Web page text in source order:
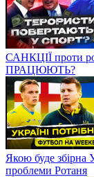
САНКЦІЇ проти
ПРАЦЮЮТЬ?
Якою буде збірна
проблеми Ротаня